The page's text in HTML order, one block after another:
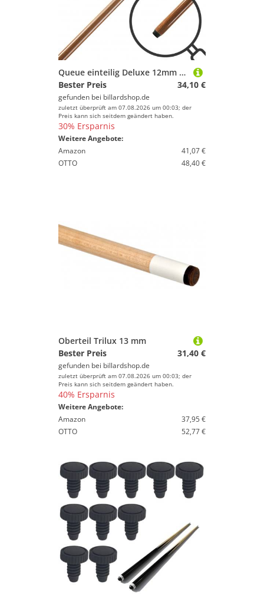
Queue einteilig Deluxe 12mm Schraubleder
Bester Preis
34,10 €
gefunden bei billardshop.de
zuletzt überprüft am 07.08.2026 um 00:03; der
Preis kann sich seitdem geändert haben.
30% Ersparnis
Weitere Angebote:
Amazon
41,07 €
OTTO
48,40 €
Oberteil Trilux 13 mm
Bester Preis
31,40 €
gefunden bei billardshop.de
zuletzt überprüft am 07.08.2026 um 00:03; der
Preis kann sich seitdem geändert haben.
40% Ersparnis
Weitere Angebote:
Amazon
37,95 €
OTTO
52,77 €